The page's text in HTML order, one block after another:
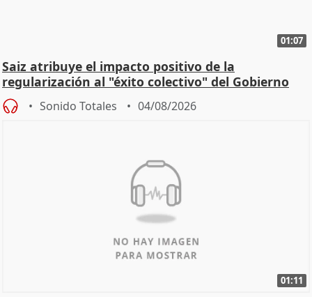
01:07
Saiz atribuye el impacto positivo de la
regularización al "éxito colectivo" del Gobierno
Sonido Totales 04/08/2026
01:11